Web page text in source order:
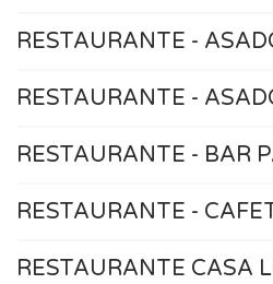
RESTAURANTE -
RESTAURANTE -
RESTAURANTE - BAR
RESTAURANTE -
RESTAURANTE CASA